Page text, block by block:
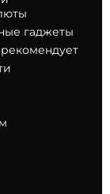
гаджеты